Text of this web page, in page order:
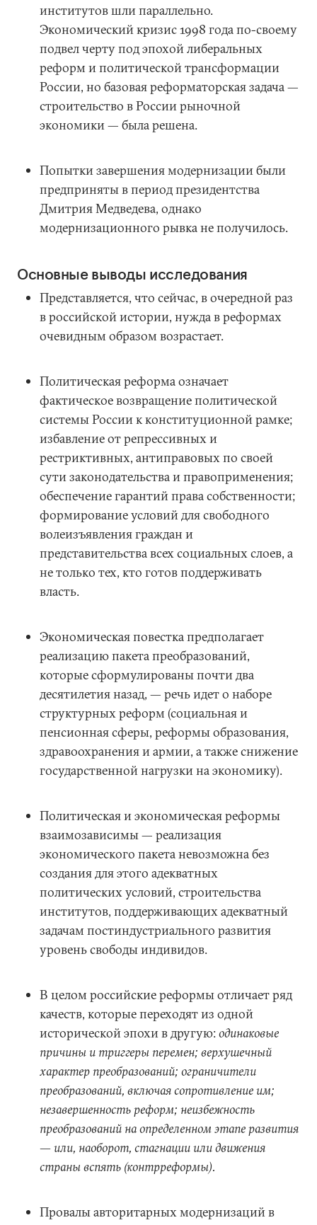
институтов шли параллельно.
Экономический кризис 1998 года по-своему
подвел черту под эпохой либеральных
реформ и политической трансформации
России, но базовая реформаторская задача —
строительство в России рыночной
экономики — была решена.
Попытки завершения модернизации были
предприняты в период президентства
Дмитрия Медведева, однако
модернизационного рывка не получилось.
Основные выводы исследования
Представляется, что сейчас, в очередной раз
в российской истории, нужда в реформах
очевидным образом возрастает.
Политическая реформа означает
фактическое возвращение политической
системы России к конституционной рамке;
избавление от репрессивных и
рестриктивных, антиправовых по своей
сути законодательства и правоприменения;
обеспечение гарантий права собственности;
формирование условий для свободного
волеизъявления граждан и
представительства всех социальных слоев, а
не только тех, кто готов поддерживать
власть.
Экономическая повестка предполагает
реализацию пакета преобразований,
которые сформулированы почти два
десятилетия назад, — речь идет о наборе
структурных реформ (социальная и
пенсионная сферы, реформы образования,
здравоохранения и армии, а также снижение
государственной нагрузки на экономику).
Политическая и экономическая реформы
взаимозависимы — реализация
экономического пакета невозможна без
создания для этого адекватных
политических условий, строительства
институтов, поддерживающих адекватный
задачам постиндустриального развития
уровень свободы индивидов.
В целом российские реформы отличает ряд
качеств, которые переходят из одной
исторической эпохи в другую:одинаковые
причины и триггеры перемен; верхушечный
характер преобразований; ограничители
преобразований, включая сопротивление им;
незавершенность реформ; неизбежность
преобразований на определенном этапе развития
— или, наоборот, стагнации или движения
страны вспять (контрреформы).
Провалы авторитарных модернизаций в